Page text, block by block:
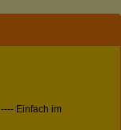
Einfach im